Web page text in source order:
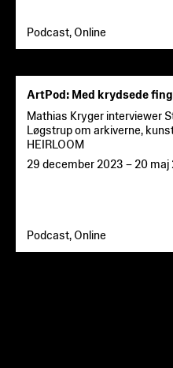
Podcast, Online
ArtPod: Med krydsede
Mathias Kryger interviewer
Løgstrup om arkiverne,
HEIRLOOM
29 december 2023 – 20 maj
Podcast, Online